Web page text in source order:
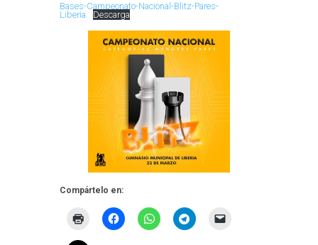
Bases-Campeonato-Nacional-Blitz-Pares-
Liberia
Descarga
Compártelo en: